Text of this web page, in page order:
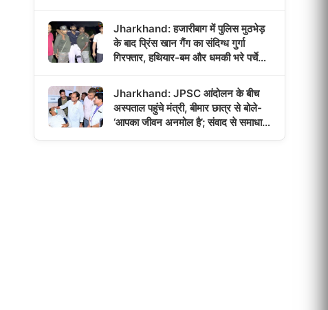
Jharkhand: हजारीबाग में पुलिस मुठभेड़
के बाद प्रिंस खान गैंग का संदिग्ध गुर्गा
गिरफ्तार, हथियार-बम और धमकी भरे पर्चे
Jharkhand: JPSC आंदोलन के बीच
अस्पताल पहुंचे मंत्री, बीमार छात्र से बोले-
‘आपका जीवन अनमोल है’; संवाद से समाधान
का भरोसा!